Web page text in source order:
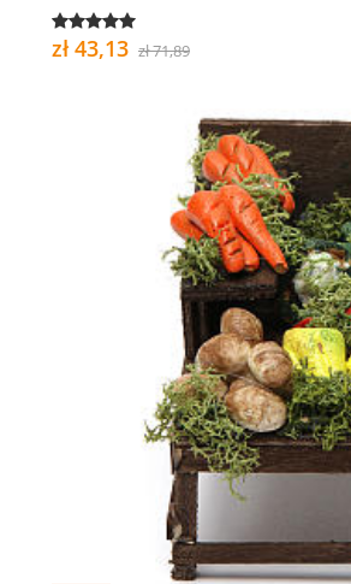
zł 43,13 zł 71,89